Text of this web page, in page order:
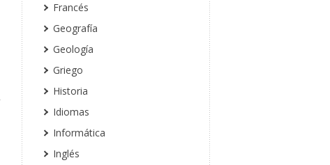
Francés
Geografía
Geología
Griego
Historia
Idiomas
Informática
Inglés